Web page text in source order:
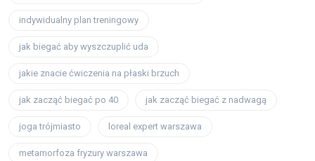
indywidualny plan treningowy
jak biegać aby wyszczuplić uda
jakie znacie ćwiczenia na płaski brzuch
jak zacząć biegać po 40 jak zacząć biegać z nadwagą
joga trójmiasto loreal expert warszawa
metamorfoza fryzury warszawa